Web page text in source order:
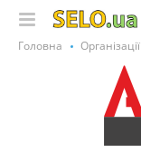
Головна Організації